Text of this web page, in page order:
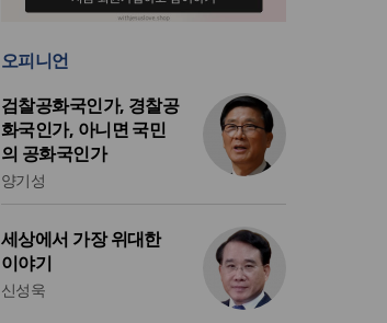
오피니언
검찰공화국인가, 경찰공
화국인가, 아니면 국민
의 공화국인가
양기성
세상에서 가장 위대한
이야기
신성욱